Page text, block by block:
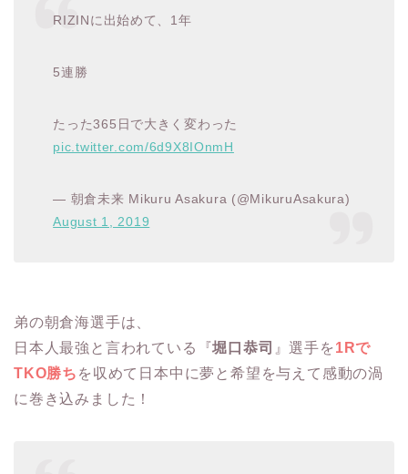
RIZINに出始めて、1年
5連勝
たった365日で大きく変わった
pic.twitter.com/6d9X8IOnmH
— 朝倉未来 Mikuru Asakura (@MikuruAsakura)
August 1, 2019
弟の朝倉海選手は、
日本人最強と言われている『堀口恭司 』選手を 1Rで
TKO勝ち を収めて日本中に夢と希望を与えて感動の渦
に巻き込みました！